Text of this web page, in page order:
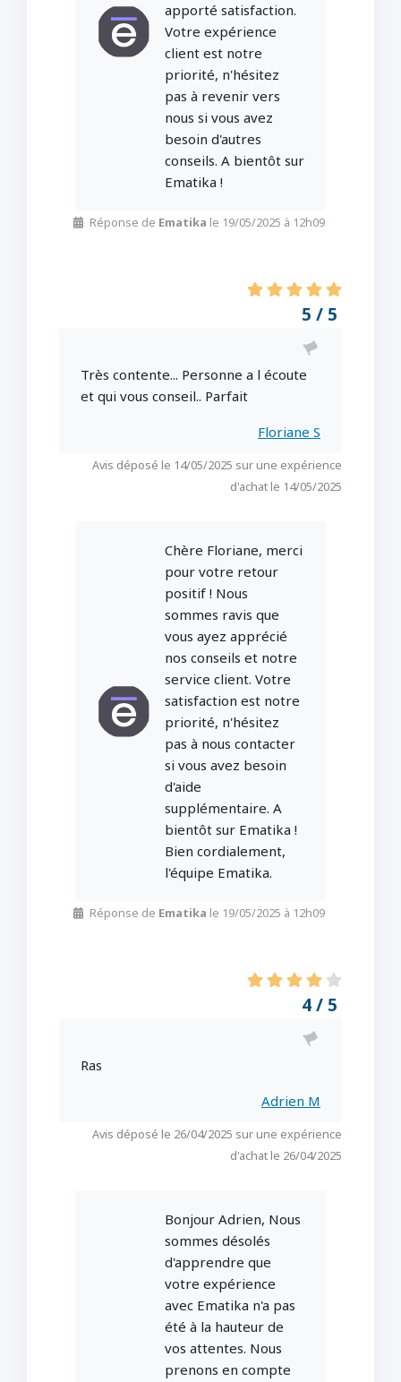
apporté satisfaction.
Votre expérience
client est notre
priorité, n'hésitez
pas à revenir vers
nous si vous avez
besoin d'autres
conseils. A bientôt sur
Ematika !
Réponse de Ematika le 19/05/2025 à 12h09
5 / 5
Très contente... Personne a l écoute
et qui vous conseil.. Parfait
Floriane S
Avis déposé le 14/05/2025 sur une expérience
d'achat le 14/05/2025
Chère Floriane, merci
pour votre retour
positif ! Nous
sommes ravis que
vous ayez apprécié
nos conseils et notre
service client. Votre
satisfaction est notre
priorité, n'hésitez
pas à nous contacter
si vous avez besoin
d'aide
supplémentaire. A
bientôt sur Ematika !
Bien cordialement,
l'équipe Ematika.
Réponse de Ematika le 19/05/2025 à 12h09
4 / 5
Ras
Adrien M
Avis déposé le 26/04/2025 sur une expérience
d'achat le 26/04/2025
Bonjour Adrien, Nous
sommes désolés
d'apprendre que
votre expérience
avec Ematika n'a pas
été à la hauteur de
vos attentes. Nous
prenons en compte